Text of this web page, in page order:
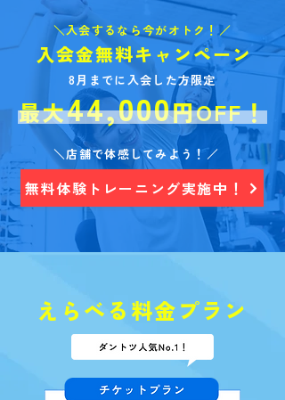
＼入会するなら今がオトク！／
入会金無料キャンペーン
8月までに入会した方限定
最大44,000円OFF！
＼店舗で体感してみよう！／
無料体験トレーニング実施中！
えらべる料金プラン